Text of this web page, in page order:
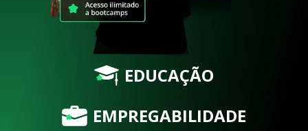
EDUCAÇÃO
EMPREGABILIDADE